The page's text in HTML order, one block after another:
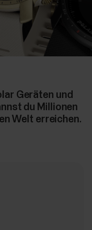
Geräten und
du Millionen
Welt erreichen.